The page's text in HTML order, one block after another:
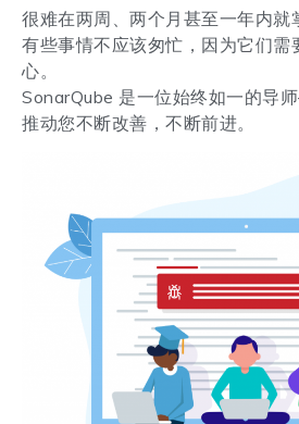
很难在两周、两个月甚至一年内就
有些事情不应该匆忙，因为它们需
心。
SonarQube 是一位始终如一的导
推动您不断改善，不断前进。